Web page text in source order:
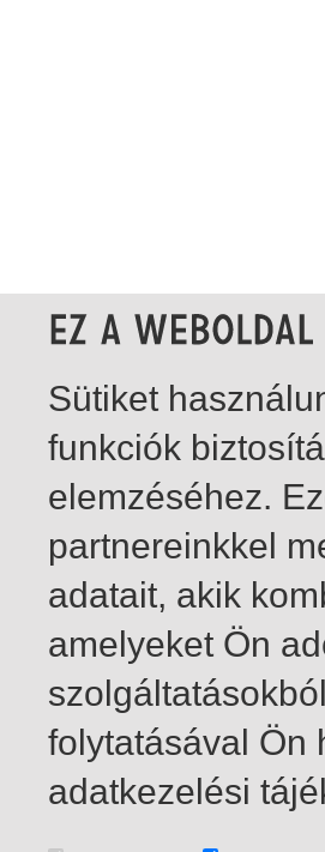
1-2 / total 2 hit
Sütiket
funkciók
elemzéséhez.
partnereinkkel
adatait, akik
amelyeket Ön
folytatásával Ön
adatkezelési